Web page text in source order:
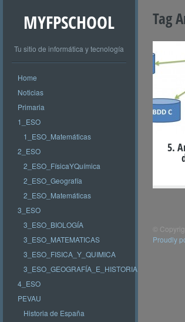
MYFPSCHOOL
Tu sitio de informática y tecnología
Home
Noticias
Primaria
1_ESO
1_ESO_Matemáticas
2_ESO
2_ESO_FísicaYQuímica
2_ESO_Geografía
2_ESO_Matemáticas
3_ESO
3_ESO_BIOLOGÍA
3_ESO_MATEMATICAS
3_ESO_FISICA_Y_QUIMICA
3_ESO_GEOGRAFÍA_E_HISTORIA
4_ESO
PEVAU
Historia de España
Tag
5.
©
Proudly